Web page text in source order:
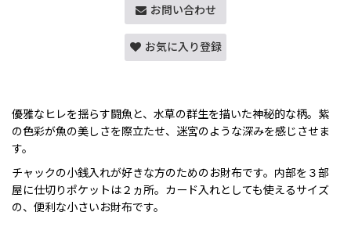
お問い合わせ
お気に入り登録
優雅なヒレを揺らす闘魚と、水草の群生を描いた神秘的な柄。紫
の色彩が魚の美しさを際立たせ、迷宮のような深みを感じさせま
す。
チャックの小銭入れが好きな方のためのお財布です。内部を３部
屋に仕切りポケットは２ヵ所。カード入れとしても使えるサイズ
の、便利な小さいお財布です。